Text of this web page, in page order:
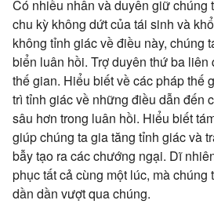
Có nhiều nhân và duyên giữ chúng
chu kỳ không dứt của tái sinh và
không tỉnh giác về điều này, chúng
biển luân hồi. Trợ duyên thứ ba liên
thế gian. Hiểu biết về các pháp thế
trì tỉnh giác về những điều dẫn đến
sâu hơn trong luân hồi. Hiểu biết
giúp chúng ta gia tăng tỉnh giác và
bẫy tạo ra các chướng ngại. Dĩ
phục tất cả cùng một lúc, mà
dần dần vượt qua chúng.